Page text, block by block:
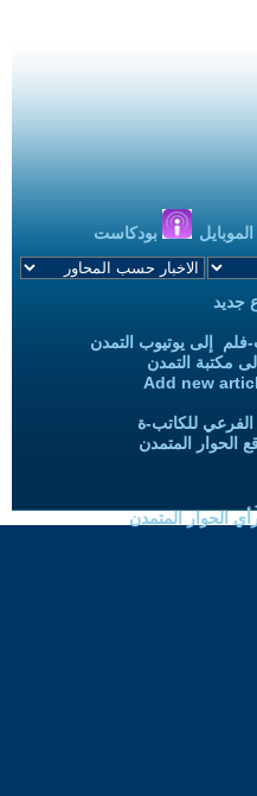
الموبايل بودكاست
جديد
فلم إلى يوتيوب التمدن
مكتبة التمدن
Add new
الفرعي للكاتب-ة
الحوار المتمدن
الحوار المتمدن